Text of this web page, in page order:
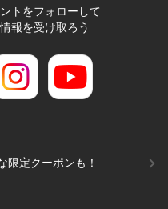
トをフォローして
報を受け取ろう
限定クーポンも！